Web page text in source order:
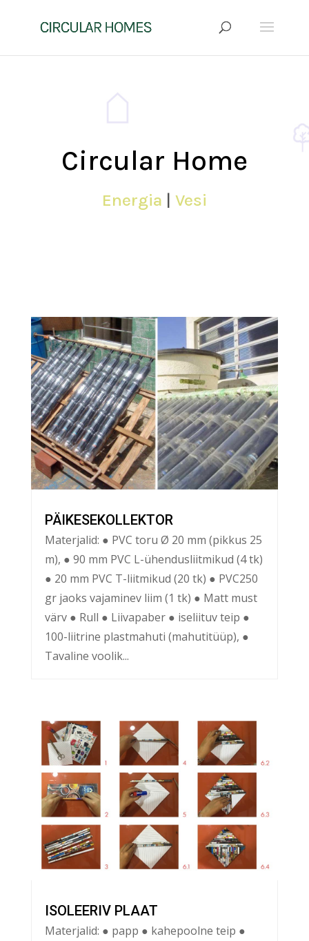
Circular Home
Energia | Vesi
PÄIKESEKOLLEKTOR
Materjalid: ● PVC toru Ø 20 mm (pikkus 25
m), ● 90 mm PVC L-ühendusliitmikud (4 tk)
● 20 mm PVC T-liitmikud (20 tk) ● PVC250
gr jaoks vajaminev liim (1 tk) ● Matt must
värv ● Rull ● Liivapaber ● iseliituv teip ●
100-liitrine plastmahuti (mahutitüüp), ●
Tavaline voolik...
ISOLEERIV PLAAT
Materjalid: ● papp ● kahepoolne teip ●